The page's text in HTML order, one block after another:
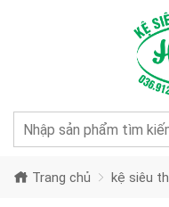
Trang chủ kệ siêu